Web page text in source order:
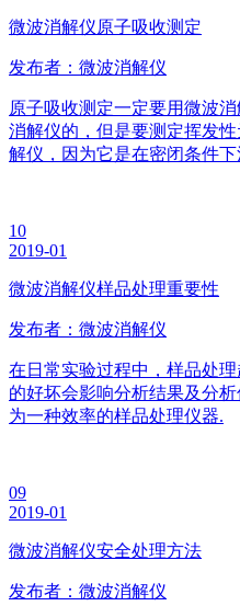
微波消解仪原子吸收测定
发布者：微波消解仪
原子吸收测定一定要用微波
消解仪的，但是要测定挥发
解仪，因为它是在密闭条件下
10
2019-01
微波消解仪样品处理重要性
发布者：微波消解仪
在日常实验过程中，样品处
的好坏会影响分析结果及分
为一种效率的样品处理仪器.
09
2019-01
微波消解仪安全处理方法
发布者：微波消解仪